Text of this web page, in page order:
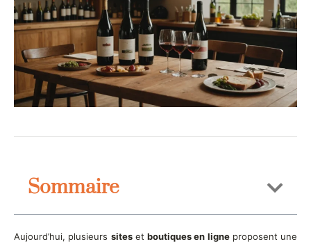
Sommaire
Aujourd’hui, plusieurs siteset boutiques en ligneproposent une